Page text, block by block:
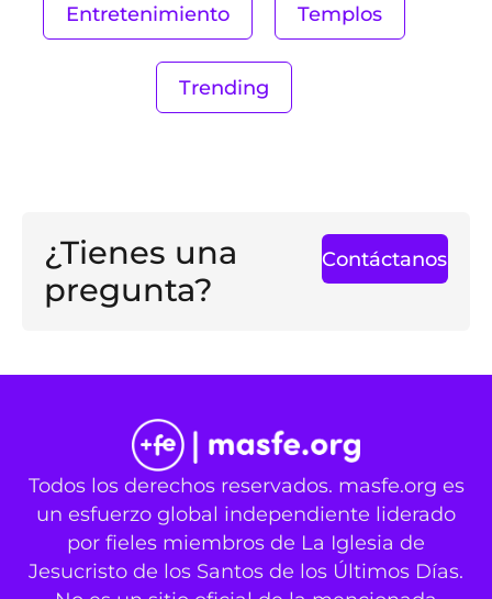
Entretenimiento Templos
Trending
¿Tienes una
pregunta?
Contáctanos
Todos los derechos reservados. masfe.org es
un esfuerzo global independiente liderado
por fieles miembros de La Iglesia de
Jesucristo de los Santos de los Últimos Días.